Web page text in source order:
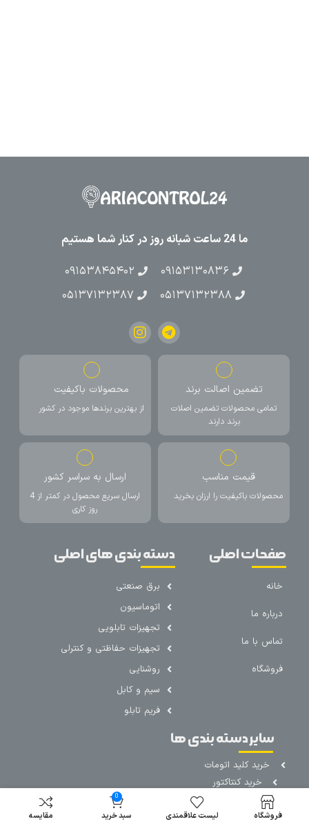
ما 24 ساعت شبانه روز در کنار شما هستیم
۰۹۱۵۳۱۳۰۸۳۶
۰۹۱۵۳۸۴۵۴۰۲
۰۵۱۳۷۱۳۲۳۸۸
۰۵۱۳۷۱۳۲۳۸۷
تضمین اصالت برند
تمامی محصولات تضمین اصلات
برند دارند
محصولات باکیفیت
از بهترین برندها موجود در کشور
قیمت مناسب
محصولات باکیفیت را ارزان بخرید
ارسال به سراسر کشور
ارسال سریع محصول در کمتر از 4
روز کاری
صفحات اصلی
خانه
درباره ما
تماس با ما
فروشگاه
دسته بندی های اصلی
برق صنعتی
اتوماسیون
تجهیزات تابلویی
تجهیزات حفاظتی و کنترلی
روشنایی
سیم و کابل
فریم تابلو
سایر دسته بندی ها
خرید کلید اتومات
خرید کنتاکتور
مینیاتوریفروشگاه لیست علاقمندی
0
سبد خرید مقایسه